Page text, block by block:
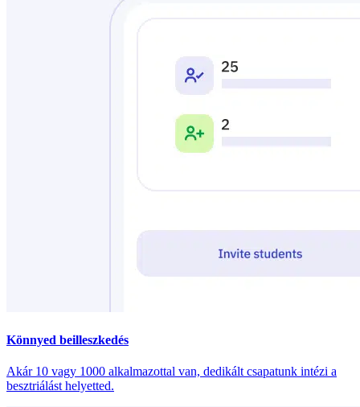
Könnyed beilleszkedés
Akár 10 vagy 1000 alkalmazottal van, dedikált csapatunk intézi a
besztriálást helyetted.